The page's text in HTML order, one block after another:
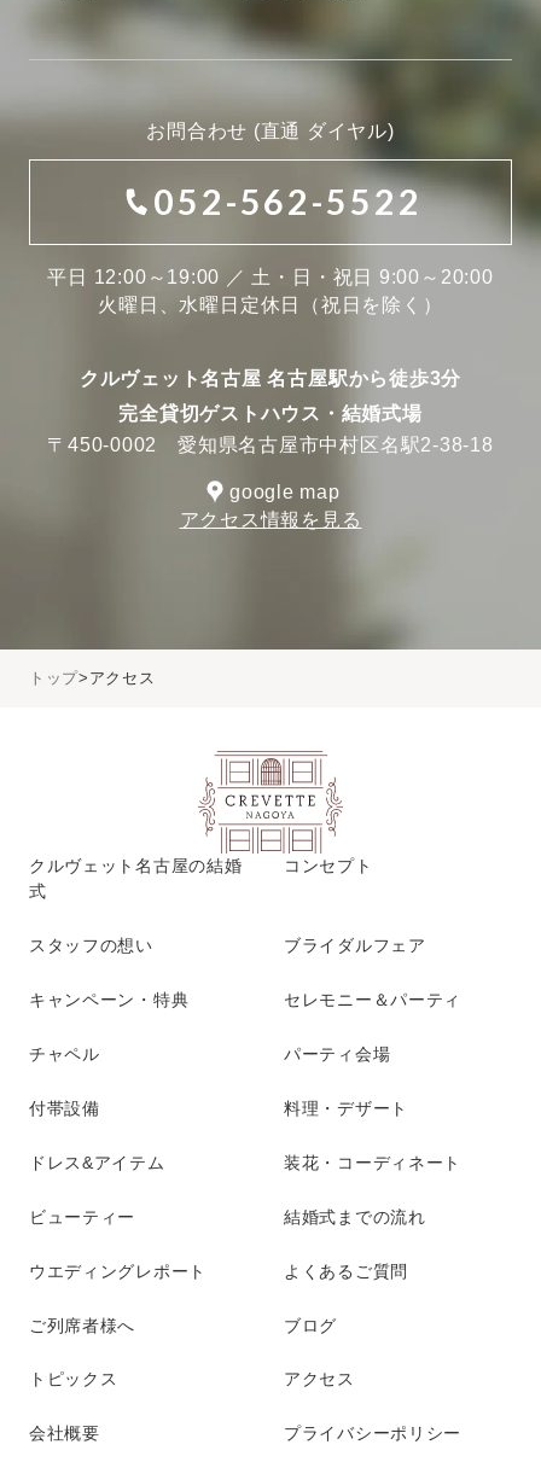
お問合わせ (直通 ダイヤル)
052-562-5522
平日 12:00～19:00 ／ 土・日・祝日 9:00～20:00
火曜日、水曜日定休日（祝日を除く）
クルヴェット名古屋 名古屋駅から徒歩3分
完全貸切ゲストハウス・結婚式場
〒450-0002 愛知県名古屋市中村区名駅2-38-18
google map
アクセス情報を見る
トップ アクセス
クルヴェット名古屋の結婚
式
コンセプト
スタッフの想い ブライダルフェア
キャンペーン・特典 セレモニー＆パーティ
チャペル パーティ会場
付帯設備 料理・デザート
ドレス&アイテム 装花・コーディネート
ビューティー 結婚式までの流れ
ウエディングレポート よくあるご質問
ご列席者様へ ブログ
トピックス アクセス
会社概要 プライバシーポリシー